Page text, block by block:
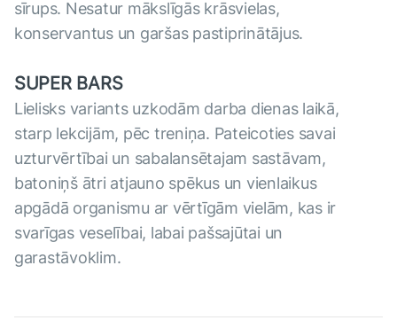
sīrups. Nesatur mākslīgās krāsvielas,
konservantus un garšas pastiprinātājus.
SUPER BARS
Lielisks variants uzkodām darba dienas laikā,
starp lekcijām, pēc treniņa. Pateicoties savai
uzturvērtībai un sabalansētajam sastāvam,
batoniņš ātri atjauno spēkus un vienlaikus
apgādā organismu ar vērtīgām vielām, kas ir
svarīgas veselībai, labai pašsajūtai un
garastāvoklim.